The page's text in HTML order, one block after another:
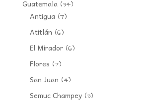
Guatemala(34)
Antigua(7)
Atitlán (6)
El Mirador(6)
Flores (7)
San Juan (4)
Semuc Champey(3)